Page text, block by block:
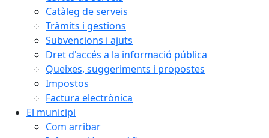
Catàleg de serveis
Tràmits i gestions
Subvencions i ajuts
Dret d'accés a la informació pública
Queixes, suggeriments i propostes
Impostos
Factura electrònica
El municipi
Com arribar